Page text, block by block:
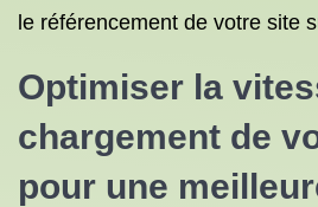
le référencement de votre site
Optimiser la
chargement de
pour une